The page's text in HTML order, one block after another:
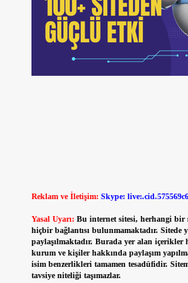
Reklam ve İletişim: Skype:
Yasal Uyarı: Bu internet sitesi, herhangi bir
hiçbir bağlantısı bulunmamaktadır. Sitede
paylaşılmaktadır. Burada yer alan içerikler
kurum ve kişiler hakkında paylaşım
isim benzerlikleri tamamen tesadüfidir.
tavsiye niteliği taşımazlar.